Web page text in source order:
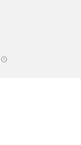
schedule